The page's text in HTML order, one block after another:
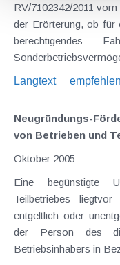
RV/7102342/2011
der Erörterung, ob für ein
berechtigendes
Langtext
empfehlen
Neugründungs-
von Betrieben und
Oktober 2005
Eine begünstigte
Teilbetriebes liegtvor wenn: ein Betrieb
entgeltlich oder unentgeltlich
der Person des die
Betriebsinhabers in